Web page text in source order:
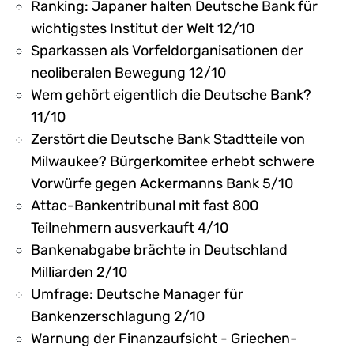
Ranking: Japaner halten Deutsche Bank für
wichtigstes Institut der Welt 12/10
Sparkassen als Vorfeldorganisationen der
neoliberalen Bewegung 12/10
Wem gehört eigentlich die Deutsche Bank?
11/10
Zerstört die Deutsche Bank Stadtteile von
Milwaukee? Bürgerkomitee erhebt schwere
Vorwürfe gegen Ackermanns Bank 5/10
Attac-Bankentribunal mit fast 800
Teilnehmern ausverkauft 4/10
Bankenabgabe brächte in Deutschland
Milliarden 2/10
Umfrage: Deutsche Manager für
Bankenzerschlagung 2/10
Warnung der Finanzaufsicht - Griechen-